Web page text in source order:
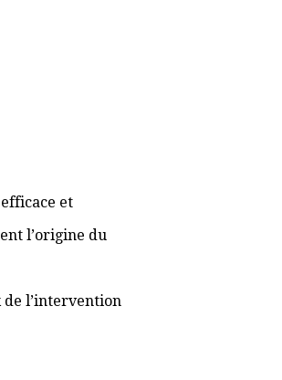
et
l’origine du
de l’intervention